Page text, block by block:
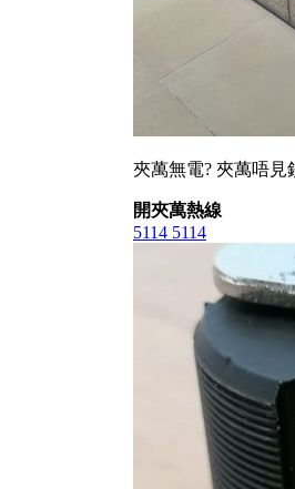
夾萬無電? 夾萬唔見
開夾萬熱線
5114 5114